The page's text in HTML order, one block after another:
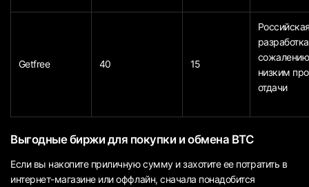
Getfree 40 15
низким
отдачи
Выгодные биржи для покупки и обмена BTC
Если вы накопите приличную сумму и захотите ее потратить в
интернет-магазине или оффлайн, сначала понадобится